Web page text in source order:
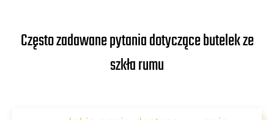
Często zadawane pytania dotyczące butelek ze
szkła rumu